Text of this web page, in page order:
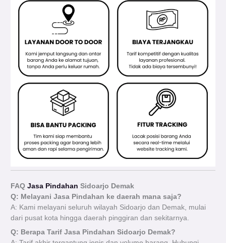
FAQJasa Pindahan Sidoarjo Demak
Q: Melayani Jasa Pindahan ke daerah mana saja?
A: Kami melayani seluruh wilayah Sidoarjo dan Demak, mulai
dari pusat kota hingga daerah pinggiran dan sekitarnya.
Q: Berapa Tarif Jasa Pindahan Sidoarjo Demak?